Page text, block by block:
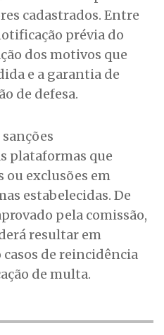
cadastrados. Entre
prévia do
dos motivos que
e a garantia de
de defesa.
plataformas que
ou exclusões em
estabelecidas. De
pela comissão,
resultar em
de reincidência
de multa.